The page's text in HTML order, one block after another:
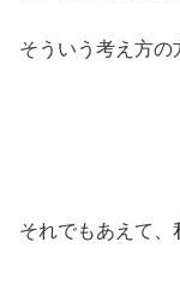
そういう考え方の
それでもあえて、